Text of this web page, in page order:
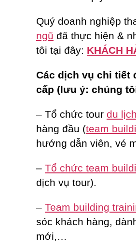
Quý doanh nghiệp
ngũ đã thực hiện &
tôi tại đây: KHÁCH
Các dịch vụ chi tiết
cấp (lưu ý: chúng
– Tổ chức tour du
hàng đầu (team
hướng dẫn viên, vé
– Tổ chức team
dịch vụ tour).
– Team building
sóc khách hàng,
mới,…